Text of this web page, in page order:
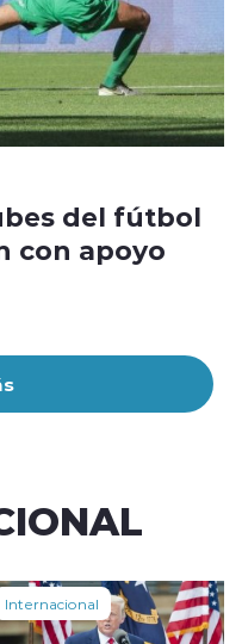
del fútbol
con apoyo
Internacional